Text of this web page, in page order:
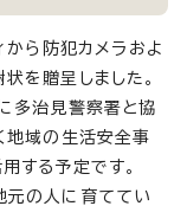
から防犯カメラおよ
を贈呈しました。
多治見警察署と協
地域の生活安全事
する予定です。
元の人に育ててい